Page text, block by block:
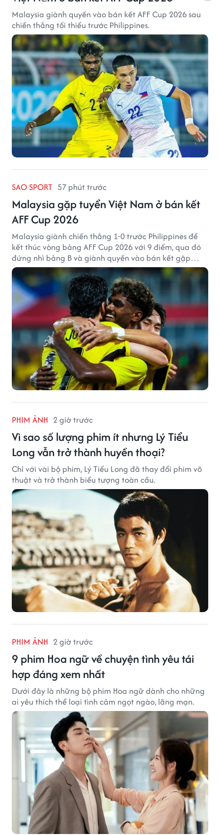
Malaysia giành quyền vào bán kết AFF Cup 2026 sau
chiến thắng tối thiểu trước Philippines.
SAO SPORT 57 phút trước
Malaysia gặp tuyển Việt Nam ở bán kết
AFF Cup 2026
Malaysia giành chiến thắng 1-0 trước Philippines để
kết thúc vòng bảng AFF Cup 2026 với 9 điểm, qua đó
đứng nhì bảng B và giành quyền vào bán kết gặp
tuyển Việt Nam.
PHIM ẢNH 2 giờ trước
Vì sao số lượng phim ít nhưng Lý Tiểu
Long vẫn trở thành huyền thoại?
Chỉ với vài bộ phim, Lý Tiểu Long đã thay đổi phim võ
thuật và trở thành biểu tượng toàn cầu.
PHIM ẢNH 2 giờ trước
9 phim Hoa ngữ về chuyện tình yêu tái
hợp đáng xem nhất
Dưới đây là những bộ phim Hoa ngữ dành cho những
ai yêu thích thể loại tình cảm ngọt ngào, lãng mạn.